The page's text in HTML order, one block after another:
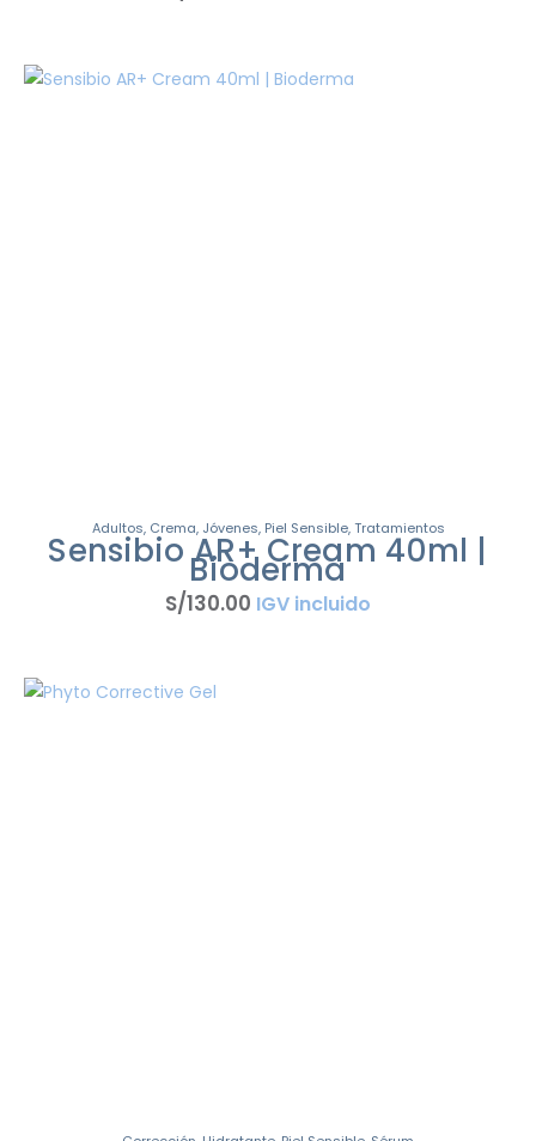
Adultos, Crema, Jóvenes, Piel Sensible,Tratamientos
Sensibio AR+ Cream 40ml |
Bioderma
S/130.00 IGV incluido